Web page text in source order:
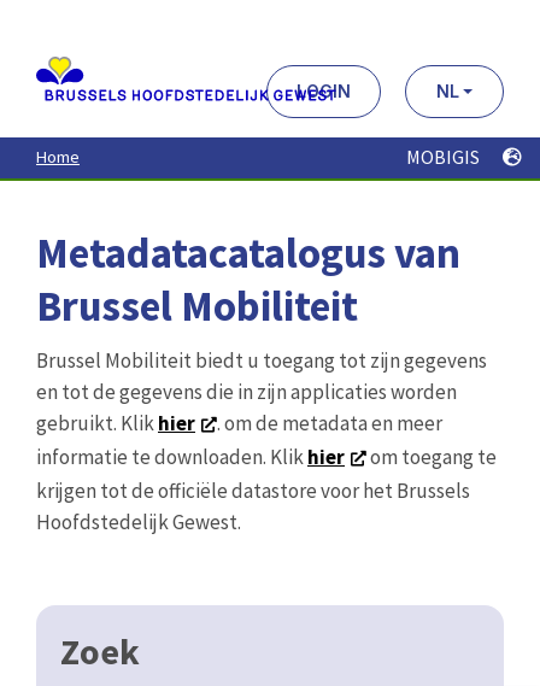
contenu
principal
LOGIN NL
Home MOBIGIS
Metadatacatalogus van
Brussel Mobiliteit
Brussel Mobiliteit biedt u toegang tot zijn gegevens
en tot de gegevens die in zijn applicaties worden
gebruikt. Klikhier
. om de metadata en meer
informatie te downloaden. Klikhier
om toegang te
krijgen tot de officiële datastore voor het Brussels
Hoofdstedelijk Gewest.
Zoek